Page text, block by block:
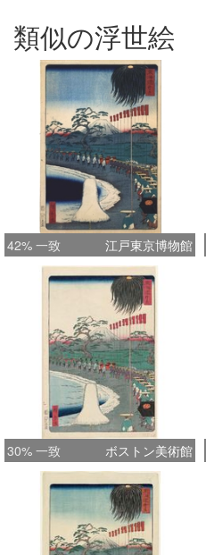
類似の浮世絵
42% 一致 江戸東京博物館
30% 一致 ボストン美術館